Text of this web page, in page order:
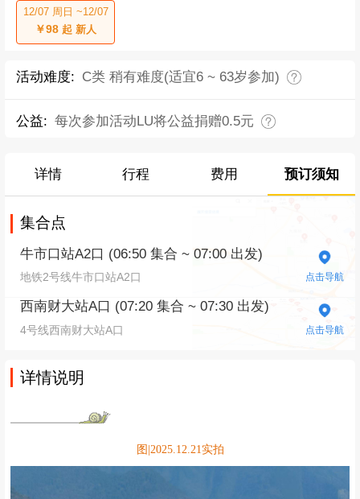
12/07 周日 ~12/07
￥98起 新人
活动难度: C类 稍有难度(适宜6 ~ 63岁参加)
公益: 每次参加活动LU将公益捐赠0.5元
详情 行程 费用 预订须知
集合点
牛市口站A2口 (06:50 集合 ~ 07:00 出发)
地铁2号线牛市口站A2口 点击导航
西南财大站A口 (07:20 集合 ~ 07:30 出发)
4号线西南财大站A口 点击导航
详情说明
图|2025.12.21实拍